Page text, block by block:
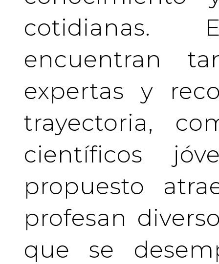
encuentran
expertas y
trayectoria,
científicos
propuesto
profesan
que se